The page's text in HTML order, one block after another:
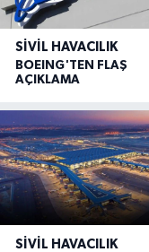
SIVIL HAVACILIK
BOEING'TEN FLAŞ
AÇIKLAMA
SIVIL HAVACILIK